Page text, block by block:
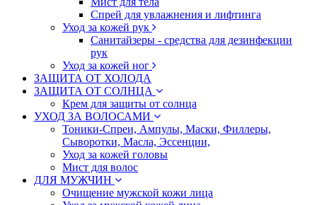
Спрей для увлажнения и лифтинга
Уход за кожей рук
Санитайзеры - средства для дезинфекции
рук
Уход за кожей ног
ЗАЩИТА ОТ ХОЛОДА
ЗАЩИТА ОТ СОЛНЦА
Крем для защиты от солнца
УХОД ЗА ВОЛОСАМИ
Тоники-Спреи, Ампулы, Маски, Филлеры,
Сыворотки, Масла, Эссенции,
Уход за кожей головы
Мист для волос
ДЛЯ МУЖЧИН
Очищение мужской кожи лица